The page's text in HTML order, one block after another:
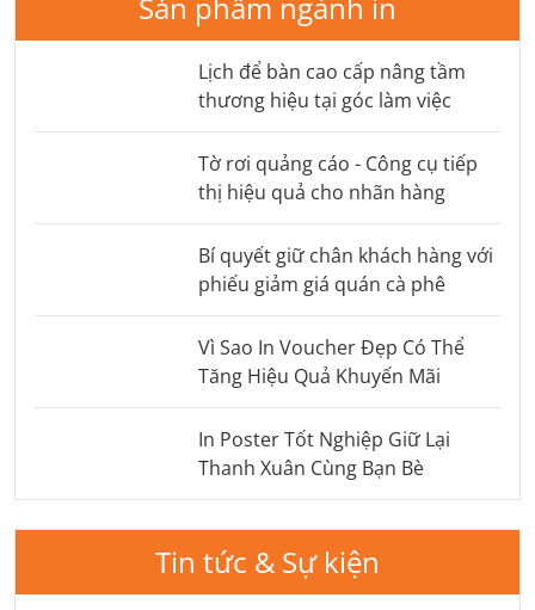
Lịch để bàn cao cấp nâng tầm
thương hiệu tại góc làm việc
Tờ rơi quảng cáo - Công cụ tiếp
thị hiệu quả cho nhãn hàng
Bí quyết giữ chân khách hàng với
phiếu giảm giá quán cà phê
Vì Sao In Voucher Đẹp Có Thể
Tăng Hiệu Quả Khuyến Mãi
In Poster Tốt Nghiệp Giữ Lại
Thanh Xuân Cùng Bạn Bè
Tin tức & Sự kiện